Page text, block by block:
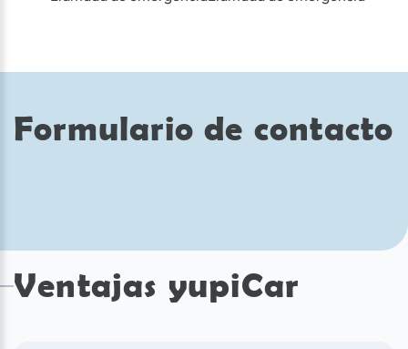
Formulario de contacto
Ventajas yupiCar